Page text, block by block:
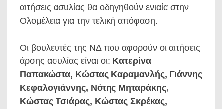
αιτήσεις ασυλίας θα οδηγηθούν ενιαία στην
Ολομέλεια για την τελική απόφαση.
Οι βουλευτές της ΝΔ που αφορούν οι αιτήσεις
άρσης ασυλίας είναι οι: Κατερίνα
Παπακώστα, Κώστας Καραμανλής, Γιάννης
Κεφαλογιάννης, Νότης Μηταράκης,
Κώστας Τσιάρας, Κώστας Σκρέκας,